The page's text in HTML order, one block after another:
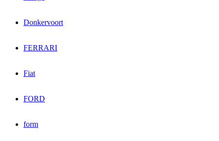
Donkervoort
FERRARI
Fiat
FORD
form